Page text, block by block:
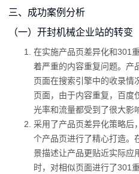
三、成功案例分析
（一）开封机械企业站的转变
在实施产品页差异化和301
着严重的内容重复问题。产
页面在搜索引擎中的收录情
页面，由于内容重复，百度
光率和流量都受到了很大影
采用了产品页差异化策略后
个产品页进行了精心打造。
景描述让产品更贴近实际应
时，对相似页面进行了301